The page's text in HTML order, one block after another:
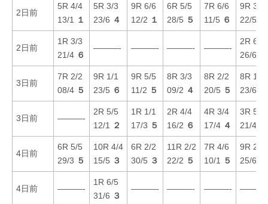
2日前
5R 4/4
13/1
１
5R 3/3
23/6 ４
9R 6/6
12/2 １
6R 5/5
28/5 ５
7R 6/6
11/5 ６
9R 3/3
22/5
2日前
1R 3/3
21/4 ６
———- ———- ———- ———-
2R 6/5
26/6
3日前
7R 2/2
08/4 ５
9R 1/1
23/5 ６
9R 5/5
11/2 ５
8R 3/3
09/2 ４
8R 2/2
20/5 ５
8R 1/1
23/6
3日前 ———-
2R 5/5
12/1
２
1R 1/1
17/3 ５
2R 4/4
16/2 ６
4R 3/4
17/4 ４
3R 5/5
21/4
4日前
6R 5/5
29/3 ５
10R 4/4
15/5 ３
6R 2/2
30/5 ３
11R 2/2
22/2 ５
7R 4/6
10/1
５
9R 2/2
25/6
4日前 ———-
1R 6/5
31/6 ３
———- ———- ———- ———-